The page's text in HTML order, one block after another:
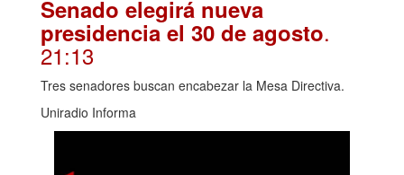
Senado elegirá nueva
presidencia el 30 de agosto.
21:13
Tres senadores buscan encabezar la Mesa Directiva.
Uniradio Informa